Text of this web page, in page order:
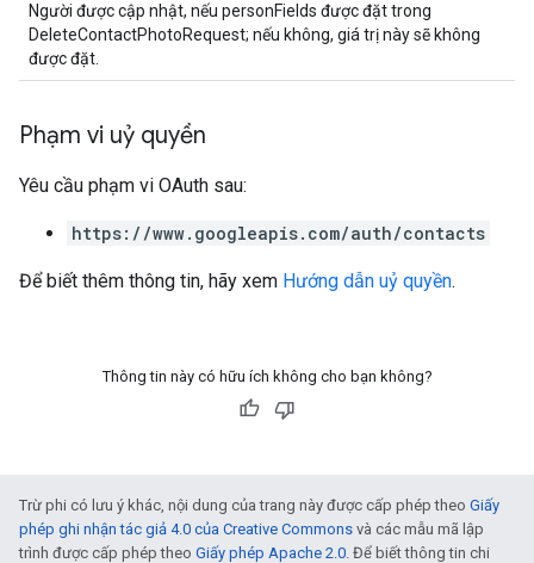
Người được cập nhật, nếu personFields được đặt trong
DeleteContactPhotoRequest; nếu không, giá trị này sẽ không
được đặt.
Phạm vi uỷ quyền
Yêu cầu phạm vi OAuth sau:
https://www.googleapis.com/auth/contacts
Để biết thêm thông tin, hãy xem Hướng dẫn uỷ quyền.
Thông tin này có hữu ích không cho bạn không?
Trừ phi có lưu ý khác, nội dung của trang này được cấp phép theo Giấy
phép ghi nhận tác giả 4.0 của Creative Commons và các mẫu mã lập
trình được cấp phép theo Giấy phép Apache 2.0. Để biết thông tin chi